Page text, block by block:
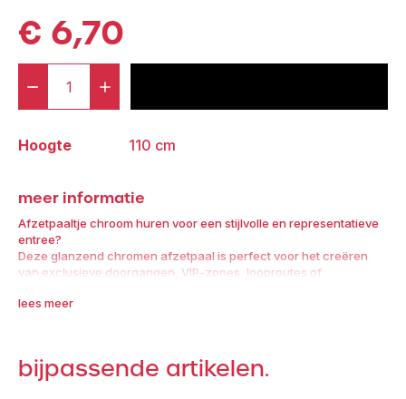
€ 6,70
-
Afzetpaaltje
aantal
+
Hoogte 110 cm
meer informatie
Afzetpaaltje chroom huren voor een stijlvolle en representatieve
entree?
Deze glanzend chromen afzetpaal is perfect voor het creëren
van exclusieve doorgangen, VIP-zones, looproutes of
ontworpen voor gebruik in combinatie met afzetkoorden (rood of
voor deze chromen variant van Broers Verhuur. Dankzij het
lees meer
bijpassende artikelen.